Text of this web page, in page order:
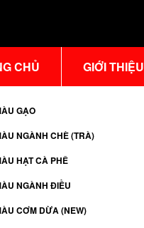
CHỦ GIỚI THIỆU
GẠO
NGÀNH CHÈ (TRÀ)
HẠT CÀ PHÊ
NGÀNH ĐIỀU
CƠM DỪA (NEW)